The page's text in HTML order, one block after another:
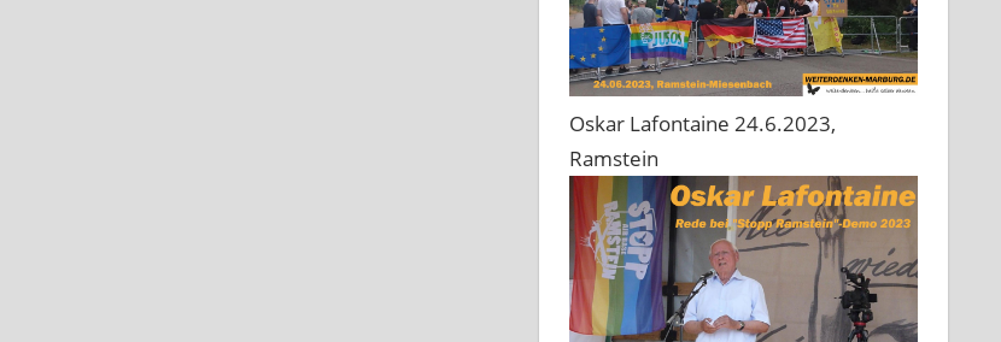
Oskar Lafontaine 24.6.2023,
Ramstein